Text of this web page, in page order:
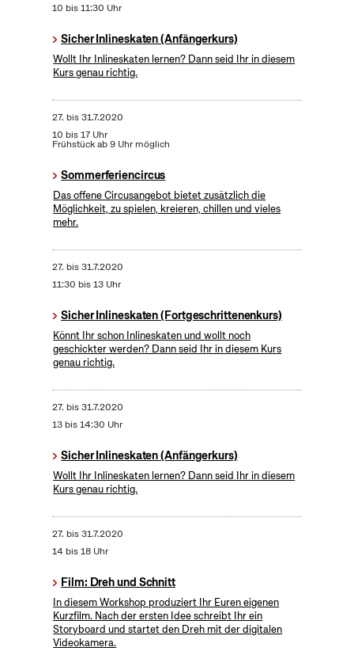
10 bis 11:30 Uhr
Sicher Inlineskaten (Anfängerkurs)
Wollt Ihr Inlineskaten lernen? Dann seid Ihr in diesem
Kurs genau richtig.
27. bis31.7.2020
10 bis 17 Uhr
Frühstück ab 9 Uhr möglich
Sommerferiencircus
Das offene Circusangebot bietet zusätzlich die
Möglichkeit, zu spielen, kreieren, chillen und vieles
mehr.
27. bis31.7.2020
11:30 bis 13 Uhr
Sicher Inlineskaten (Fortgeschrittenenkurs)
Könnt Ihr schon Inlineskaten und wollt noch
geschickter werden? Dann seid Ihr in diesem Kurs
genau richtig.
27. bis31.7.2020
13 bis 14:30 Uhr
Sicher Inlineskaten (Anfängerkurs)
Wollt Ihr Inlineskaten lernen? Dann seid Ihr in diesem
Kurs genau richtig.
27. bis31.7.2020
14 bis 18 Uhr
Film: Dreh und Schnitt
In diesem Workshop produziert Ihr Euren eigenen
Kurzfilm. Nach der ersten Idee schreibt Ihr ein
Storyboard und startet den Dreh mit der digitalen
Videokamera.